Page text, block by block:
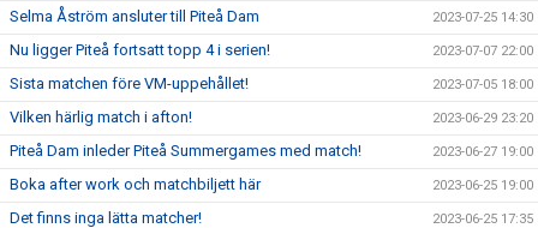
Selma Åström ansluter till Piteå Dam 2023-07-25 14:30
Nu ligger Piteå fortsatt topp 4 i serien! 2023-07-07 22:00
Sista matchen före VM-uppehållet! 2023-07-05 18:00
Vilken härlig match i afton! 2023-06-29 23:20
Piteå Dam inleder Piteå Summergames med match! 2023-06-27 19:00
Boka after work och matchbiljett här 2023-06-25 19:00
Det finns inga lätta matcher! 2023-06-25 17:35